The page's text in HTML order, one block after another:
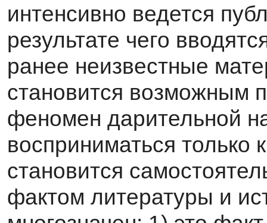
интенсивно ведется
результате чего
ранее неизвестные
становится возможным
феномен дарительной
восприниматься только
становится
фактом литературы и